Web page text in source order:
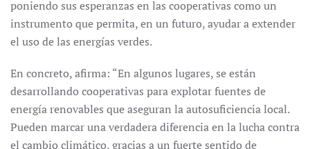
poniendo sus esperanzas en las cooperativas como un
instrumento que permita, en un futuro, ayudar a extender
el uso de las energías verdes.
En concreto, afirma: “En algunos lugares, se están
desarrollando cooperativas para explotar fuentes de
energía renovables que aseguran la autosuficiencia local.
Pueden marcar una verdadera diferencia en la lucha contra
el cambio climático, gracias a un fuerte sentido de